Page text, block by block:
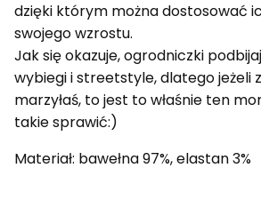
dzięki którym można dostosować
swojego wzrostu.
Jak się okazuje, ogrodniczki
wybiegi i streetstyle, dlatego jeżeli
marzyłaś, to jest to właśnie ten
takie sprawić:)
Materiał: bawełna 97%, elastan 3%